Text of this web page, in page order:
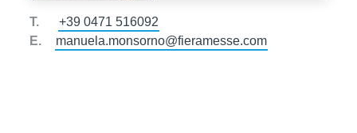
T.
+39 0471 516092
E.
manuela.monsorno@fieramesse.com